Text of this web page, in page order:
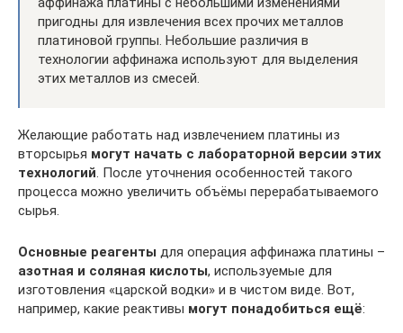
пригодны для извлечения всех прочих металлов
платиновой группы. Небольшие различия в
технологии аффинажа используют для выделения
этих металлов из смесей.
Желающие работать над извлечением платины из
вторсырья могут начать с лабораторной версии этих
технологий . После уточнения особенностей такого
процесса можно увеличить объёмы перерабатываемого
сырья.
Основные реагенты для операция аффинажа платины –
азотная и соляная кислоты, используемые для
изготовления «царской водки» и в чистом виде. Вот,
например, какие реактивы могут понадобиться ещё: